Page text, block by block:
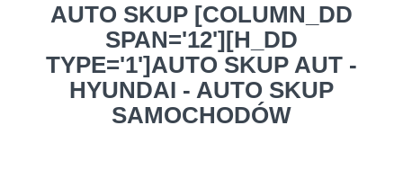
AUTO SKUP [COLUMN_DD
SPAN='12'][H_DD
TYPE='1']AUTO SKUP AUT -
HYUNDAI - AUTO SKUP
SAMOCHODÓW